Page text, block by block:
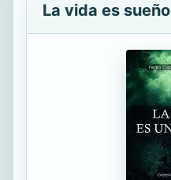
La vida es sueño